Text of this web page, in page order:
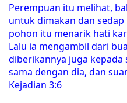
Perempuan itu melihat,
untuk dimakan dan
pohon itu menarik hati
Lalu ia mengambil dari
diberikannya juga kepada
sama dengan dia, dan
Kejadian 3:6